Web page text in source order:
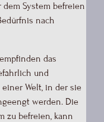
System befreien
nach
das
und
Welt, in der sie
werden. Die
zu befreien, kann